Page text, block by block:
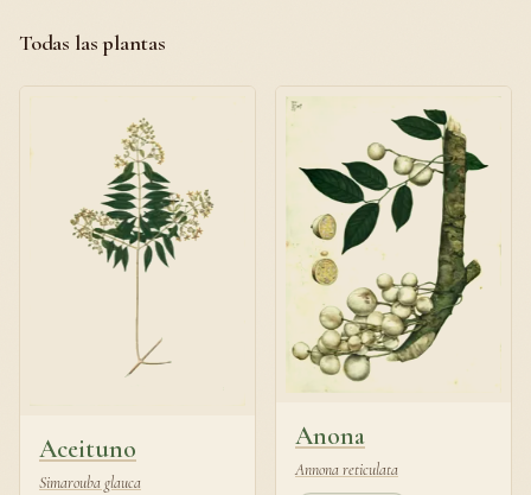
Todas las plantas
Aceituno
Simarouba glauca
Anona
Annona reticulata